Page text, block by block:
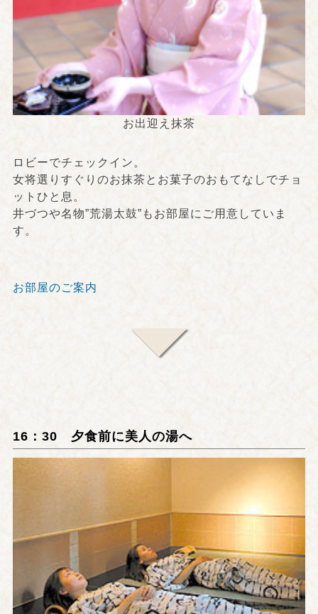
お出迎え抹茶
ロビーでチェックイン。
女将選りすぐりのお抹茶とお菓子のおもてなしでチョ
ットひと息。
井づつや名物”荒湯太鼓”もお部屋にご用意していま
す。
お部屋のご案内
16：30 夕食前に美人の湯へ